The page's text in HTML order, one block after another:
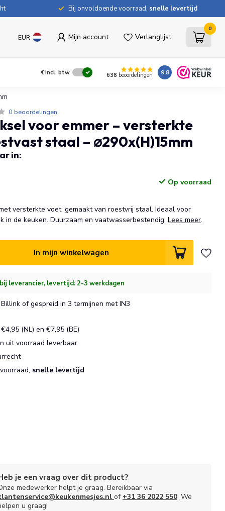
Bij onvoldoende voorraad, snelle levertijd
EUR Mijn account Verlanglijst
0
€Incl. btw 638 beoordelingen 9.8
0 beoordelingen
voor emmer – versterkte
staal – ⌀290x(H)15mm
in:
Op voorraad
versterkte voet, gemaakt van roestvrij staal. Ideaal voor
in de keuken. Duurzaam en vaatwasserbestendig.Lees meer.
In mijn winkelwagen
leverancier, levertijd: 2-3 werkdagen
of gespreid in 3 termijnen met IN3
(NL) en €7,95 (BE)
uit voorraad leverbaar
snelle levertijd
je een vraag over dit product?
medewerker helpt je graag. Bereikbaar via
of +31 36 2022 550. We
u graag!